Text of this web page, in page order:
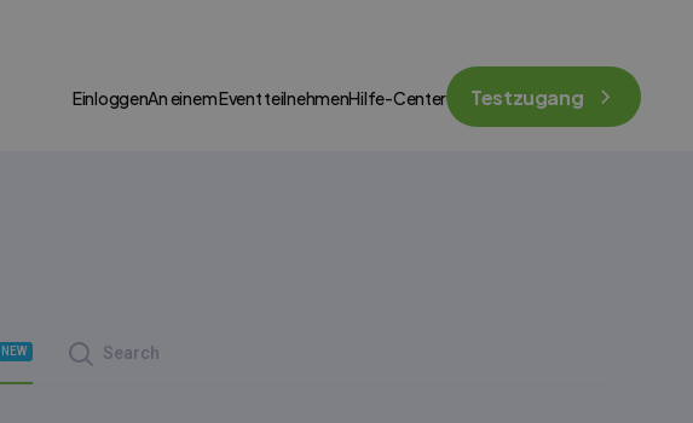
EinloggenAn einem Event teilnehmenHilfe-Center Testzugang
NEW Search